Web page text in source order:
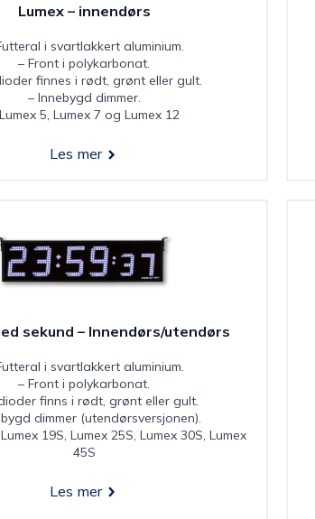
Lumex – innendørs
i svartlakkert aluminium.
– Front i polykarbonat.
finnes i rødt, grønt eller gult.
– Innebygd dimmer.
5, Lumex 7 og Lumex 12
Les mer
sekund – Innendørs/utendørs
i svartlakkert aluminium.
– Front i polykarbonat.
finns i rødt, grønt eller gult.
dimmer (utendørsversjonen).
19S, Lumex 25S, Lumex 30S, Lumex
45S
Les mer